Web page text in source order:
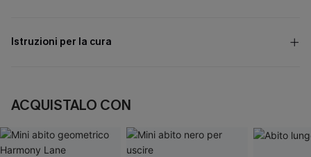
Istruzioni per la cura
ACQUISTALO CON